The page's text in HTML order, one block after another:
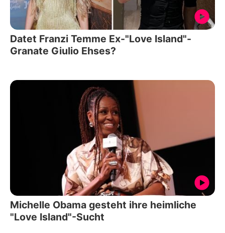
Datet Franzi Temme Ex-"Love Island"-
Granate Giulio Ehses?
Michelle Obama gesteht ihre heimliche
"Love Island"-Sucht